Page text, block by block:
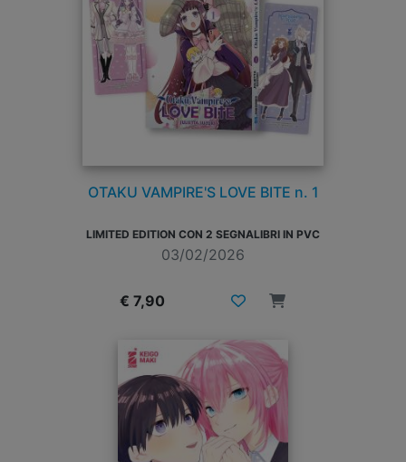
OTAKU VAMPIRE'S LOVE BITE n. 1
LIMITED EDITION CON 2 SEGNALIBRI IN PVC
03/02/2026
€ 7,90